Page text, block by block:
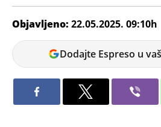
Objavljeno: 22.05.2025. 09:10h
Vanja
Pejić
Dodajte Espreso u